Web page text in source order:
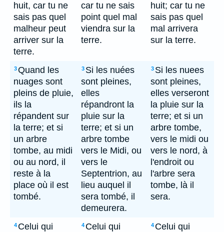
huit, car tu ne
sais pas quel
malheur peut
arriver sur la
terre.
car tu ne sais
point quel mal
viendra sur la
terre.
huit; car tu ne
sais pas quel
mal arrivera
sur la terre.
3Quand les
nuages sont
pleins de pluie,
ils la
répandent sur
la terre; et si
un arbre
tombe, au midi
ou au nord, il
reste à la
place où il est
tombé.
3 Si les nuées
sont pleines,
elles
répandront la
pluie sur la
terre; et si un
arbre tombe
vers le Midi, ou
vers le
Septentrion, au
lieu auquel il
sera tombé, il
demeurera.
3 Si les nuees
sont pleines,
elles verseront
la pluie sur la
terre; et si un
arbre tombe,
vers le midi ou
vers le nord, à
l'endroit ou
l'arbre sera
tombe, là il
sera.
4 Celui qui
4 Celui qui
4 Celui qui